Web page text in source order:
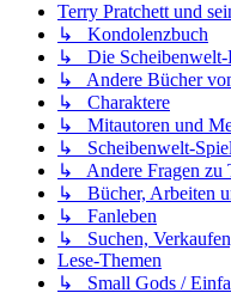
Terry Pratchett und
↳ Kondolenzbuch
↳ Die Scheibenwelt-
↳ Andere Bücher
↳ Charaktere
↳ Mitautoren und
↳ Scheibenwelt-
↳ Andere Fragen zu
↳ Bücher, Arbeiten
↳ Fanleben
↳ Suchen,
Lese-Themen
↳ Small Gods /